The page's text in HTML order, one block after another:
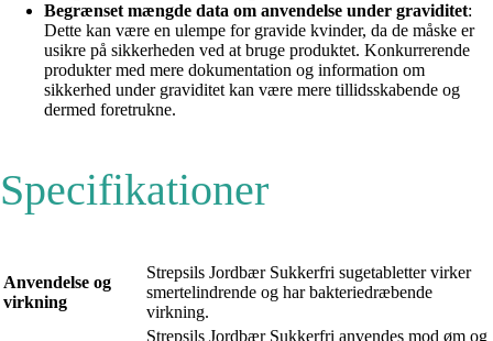
Begrænset mængde data om anvendelse under graviditet:
Dette kan være en ulempe for gravide kvinder, da de måske er
usikre på sikkerheden ved at bruge produktet. Konkurrerende
produkter med mere dokumentation og information om
sikkerhed under graviditet kan være mere tillidsskabende og
dermed foretrukne.
Specifikationer
Anvendelse og
virkning
Strepsils Jordbær Sukkerfri sugetabletter virker
smertelindrende og har bakteriedræbende
virkning.
Strepsils Jordbær Sukkerfri anvendes mod øm og